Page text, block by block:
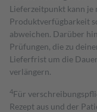
Lieferzeitpunkt kann je
Produktverfügbarkeit
abweichen. Darüber
Prüfungen, die zu
Lieferfrist um die
verlängern.
4Für
Rezept aus und der